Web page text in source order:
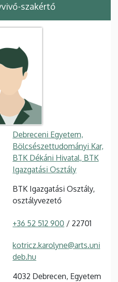
szakértő
Debreceni Egyetem,
Bölcsészettudományi Kar,
BTK Dékáni Hivatal, BTK
Igazgatási Osztály
BTK Igazgatási Osztály,
osztályvezető
+36 52 512 900 / 22701
kotricz.karolyne@arts.uni
deb.hu
4032 Debrecen, Egyetem